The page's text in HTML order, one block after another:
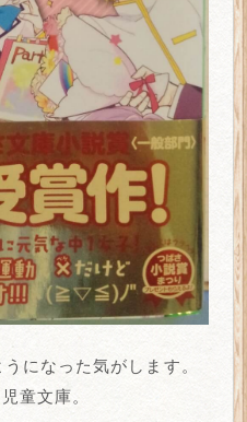
になった気がします。
童文庫。